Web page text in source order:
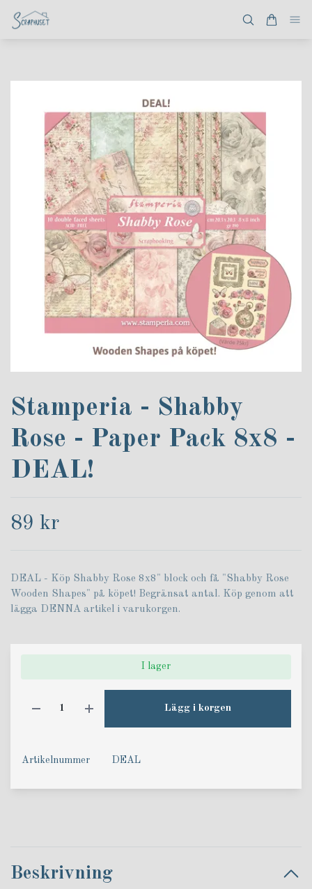
Stamperia - Shabby
Rose - Paper Pack 8x8 -
DEAL!
89 kr
DEAL - Köp Shabby Rose 8x8" block och få "Shabby Rose
Wooden Shapes" på köpet! Begränsat antal. Köp genom att
lägga DENNA artikel i varukorgen.
I lager
Lägg i korgen
Artikelnummer DEAL
Beskrivning